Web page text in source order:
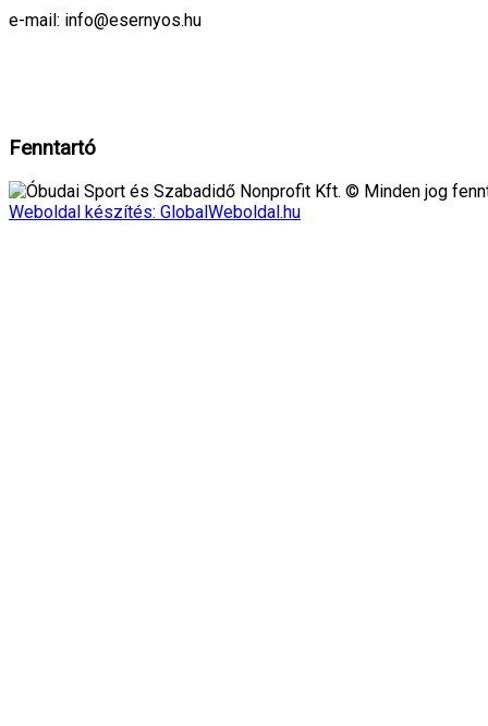
e-mail: info@esernyos.hu
Fenntartó
Óbudai Sport és Szabadidő Nonprofit Kft. © Minden jog
Weboldal készítés: GlobalWeboldal.hu